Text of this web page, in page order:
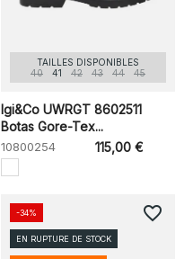
TAILLES DISPONIBLES
40
41 42 43 44 45
Igi&Co UWRGT 8602511
Botas Gore-Tex...
10800254 115,00 €
-34%
EN RUPTURE DE STOCK
favorite_border